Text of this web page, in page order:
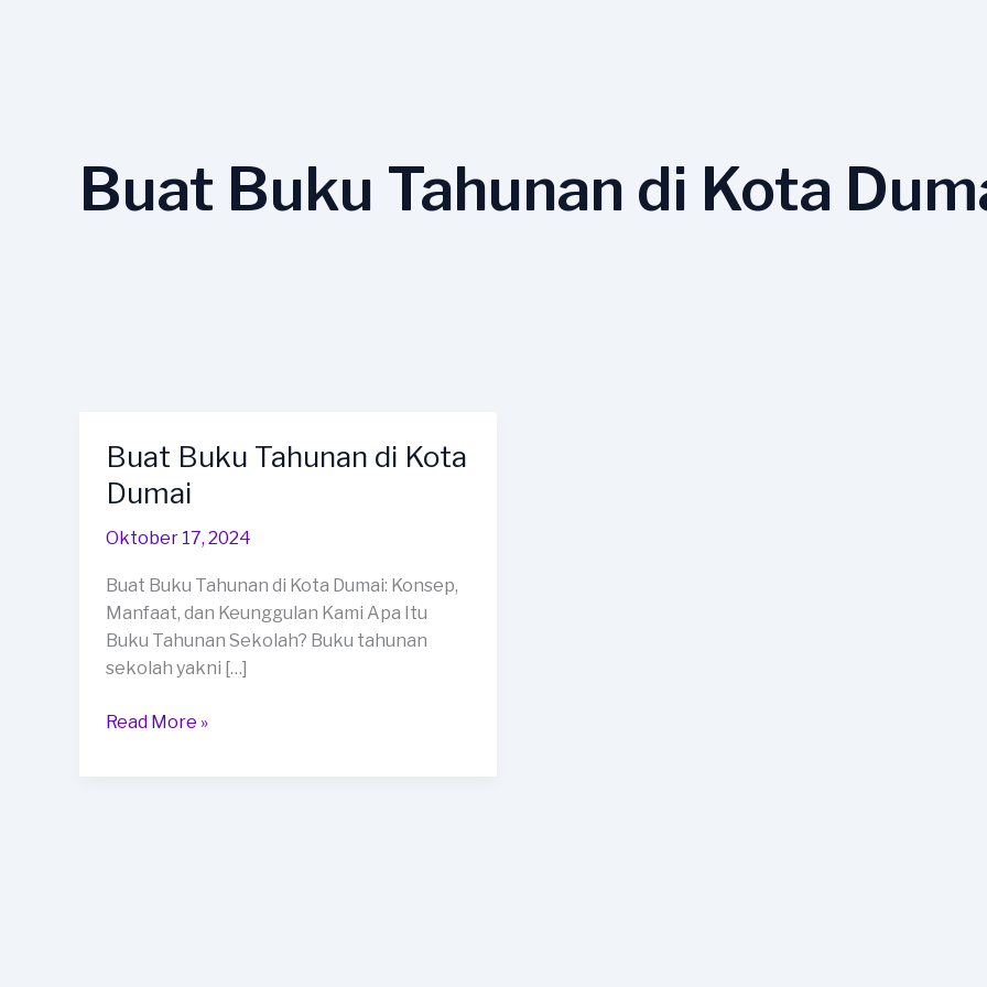
Buat Buku Tahunan di Kota
Buat Buku Tahunan di Kota
Dumai
Oktober 17, 2024
Buat Buku Tahunan di Kota Dumai: Konsep,
Manfaat, dan Keunggulan Kami Apa Itu
Buku Tahunan Sekolah? Buku tahunan
sekolah yakni […]
Buat
Buku
Tahunan
di
Dumai
Read More »